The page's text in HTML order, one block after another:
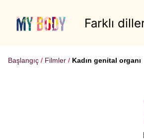
Farklı
Başlangıç Filmler Kadın genital organı